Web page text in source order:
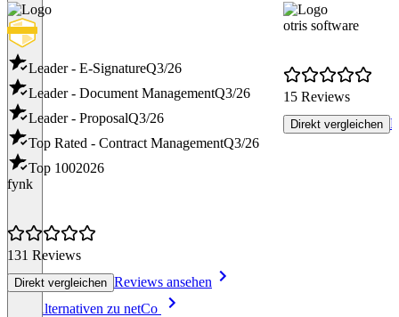
Leader - E-SignatureQ3/26
Leader - Document ManagementQ3/26
Leader - ProposalQ3/26
Top Rated - Contract ManagementQ3/26
Top 1002026
fynk
131 Reviews
Direkt vergleichen Reviews ansehen
otris software
15 Reviews
Direkt vergleichen
Alle Alternativen zu netCo